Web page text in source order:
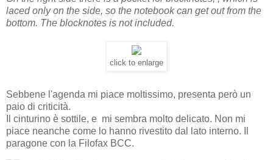
laced only on the side, so the notebook can get out from the
bottom. The blocknotes is not included.
click to enlarge
Sebbene l'agenda mi piace moltissimo, presenta però un
paio di criticità.
Il cinturino è sottile, e mi sembra molto delicato. Non mi
piace neanche come lo hanno rivestito dal lato interno. Il
paragone con la Filofax BCC.